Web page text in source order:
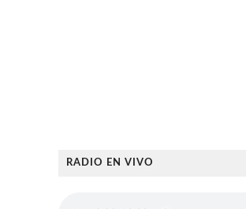
RADIO EN VIVO